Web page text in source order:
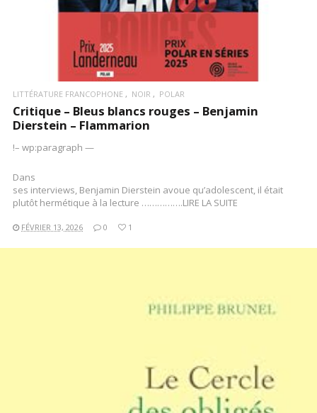
LITTÉRATURE FRANCOPHONE NOIR POLAR
Critique – Bleus blancs rouges – Benjamin
Dierstein – Flammarion
!– wp:paragraph —
Dans
ses interviews, Benjamin Dierstein avoue qu’adolescent, il était
plutôt hermétique à la lecture …………….LIRE LA SUITE
FÉVRIER 13, 2026 0 1